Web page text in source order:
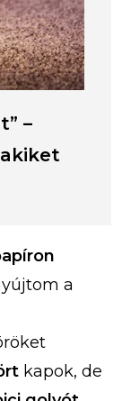
–
a
kapok, de